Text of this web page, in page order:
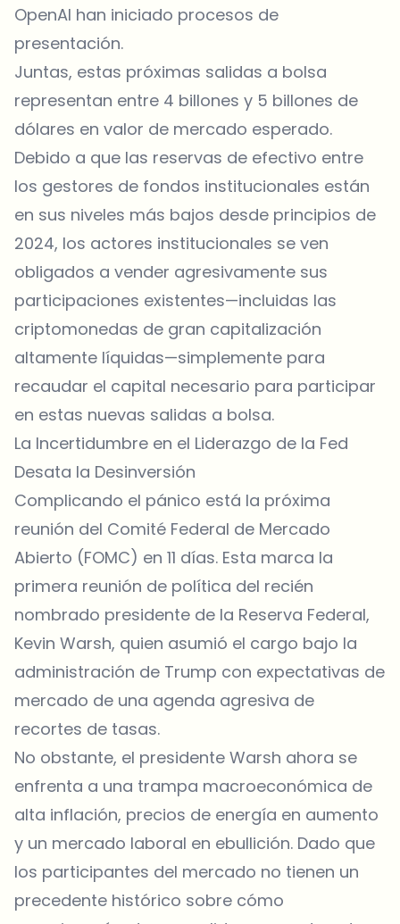
OpenAI han iniciado procesos de
presentación.
Juntas, estas próximas salidas a bolsa
representan entre 4 billones y 5 billones de
dólares en valor de mercado esperado.
Debido a que las reservas de efectivo entre
los gestores de fondos institucionales están
en sus niveles más bajos desde principios de
2024, los actores institucionales se ven
obligados a vender agresivamente sus
participaciones existentes—incluidas las
criptomonedas de gran capitalización
altamente líquidas—simplemente para
recaudar el capital necesario para participar
en estas nuevas salidas a bolsa.
La Incertidumbre en el Liderazgo de la Fed
Desata la Desinversión
Complicando el pánico está la próxima
reunión del Comité Federal de Mercado
Abierto (FOMC) en 11 días. Esta marca la
primera reunión de política del recién
nombrado presidente de la Reserva Federal,
Kevin Warsh, quien asumió el cargo bajo la
administración de Trump con expectativas de
mercado de una agenda agresiva de
recortes de tasas.
No obstante, el presidente Warsh ahora se
enfrenta a una trampa macroeconómica de
alta inflación, precios de energía en aumento
y un mercado laboral en ebullición. Dado que
los participantes del mercado no tienen un
precedente histórico sobre cómo